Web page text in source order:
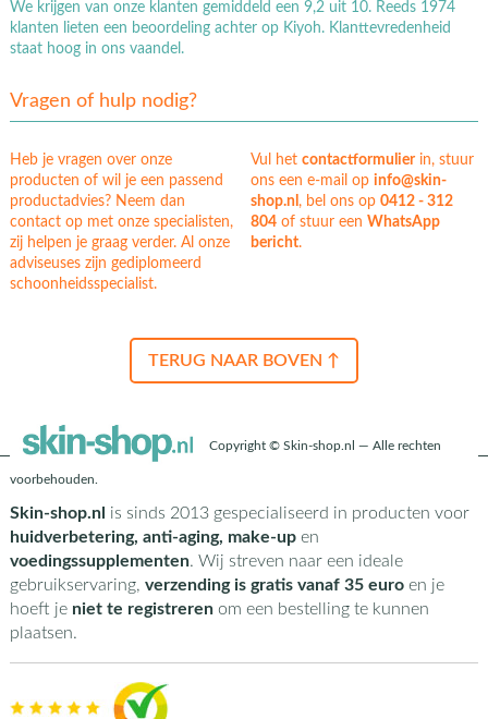
We krijgen van onze klanten gemiddeld een 9,2 uit 10. Reeds 1974
klanten lieten een beoordeling achter op Kiyoh. Klanttevredenheid
staat hoog in ons vaandel.
Vragen of hulp nodig?
Heb je vragen over onze
producten of wil je een passend
productadvies? Neem dan
contact op met onze specialisten,
zij helpen je graag verder. Al onze
adviseuses zijn gediplomeerd
schoonheidsspecialist.
Vul hetcontactformulierin, stuur
ons een e-mail opinfo@skin-
shop.nl, bel ons op0412 - 312
804 of stuur eenWhatsApp
bericht.
TERUG NAAR BOVEN ↑
Copyright © Skin-shop.nl — Alle rechten
voorbehouden.
Skin-shop.nl is sinds 2013 gespecialiseerd in producten voor
huidverbetering, anti-aging, make-upen
voedingssupplementen. Wij streven naar een ideale
gebruikservaring, verzending is gratis vanaf 35 euroen je
hoeft je niet te registrerenom een bestelling te kunnen
plaatsen.